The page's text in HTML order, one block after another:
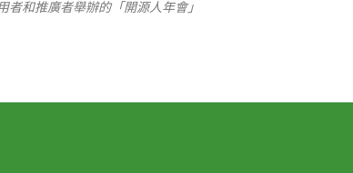
和推廣者舉辦的「開源人年會」